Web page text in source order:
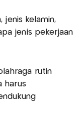
jenis kelamin,
jenis pekerjaan
rutin
harus